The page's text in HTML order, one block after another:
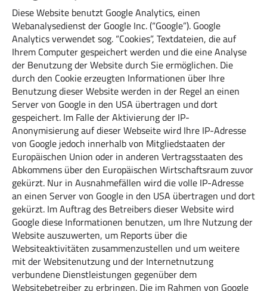
Diese Website benutzt Google Analytics, einen
Webanalysedienst der Google Inc. (“Google”). Google
Analytics verwendet sog. “Cookies”, Textdateien, die auf
Ihrem Computer gespeichert werden und die eine Analyse
der Benutzung der Website durch Sie ermöglichen. Die
durch den Cookie erzeugten Informationen über Ihre
Benutzung dieser Website werden in der Regel an einen
Server von Google in den USA übertragen und dort
gespeichert. Im Falle der Aktivierung der IP-
Anonymisierung auf dieser Webseite wird Ihre IP-Adresse
von Google jedoch innerhalb von Mitgliedstaaten der
Europäischen Union oder in anderen Vertragsstaaten des
Abkommens über den Europäischen Wirtschaftsraum zuvor
gekürzt. Nur in Ausnahmefällen wird die volle IP-Adresse
an einen Server von Google in den USA übertragen und dort
gekürzt. Im Auftrag des Betreibers dieser Website wird
Google diese Informationen benutzen, um Ihre Nutzung der
Website auszuwerten, um Reports über die
Websiteaktivitäten zusammenzustellen und um weitere
mit der Websitenutzung und der Internetnutzung
verbundene Dienstleistungen gegenüber dem
Websitebetreiber zu erbringen. Die im Rahmen von Google